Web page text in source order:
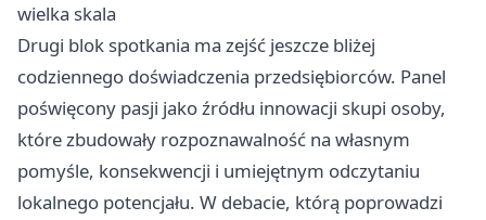
wielka skala
Drugi blok spotkania ma zejść jeszcze bliżej
codziennego doświadczenia przedsiębiorców. Panel
poświęcony pasji jako źródłu innowacji skupi osoby,
które zbudowały rozpoznawalność na własnym
pomyśle, konsekwencji i umiejętnym odczytaniu
lokalnego potencjału. W debacie, którą poprowadzi